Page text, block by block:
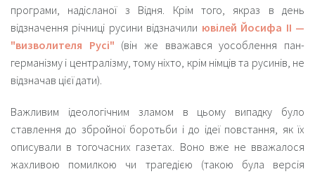
програми, надісланої з Відня. Крім того, якраз в день
відзначення річниці русини відзначили ювілей Йосифа ІІ —
"визволителя Русі" (він же вважався уособлення пан-
германізму і централізму, тому ніхто, крім німців та русинів, не
відзначав цієї дати).
Важливим ідеологічним зламом в цьому випадку було
ставлення до збройної боротьби і до ідеї повстання, як їх
описували в тогочасних газетах. Воно вже не вважалося
жахливою помилкою чи трагедією (такою була версія